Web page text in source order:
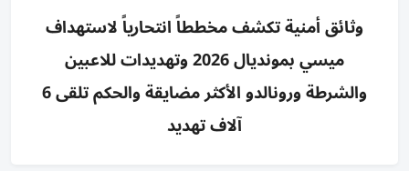
وثائق أمنية تكشف مخططاً انتحارياً لاستهداف
ميسي بمونديال 2026 وتهديدات للاعبين
والشرطة ورونالدو الأكثر مضايقة والحكم تلقى 6
آلاف تهديد